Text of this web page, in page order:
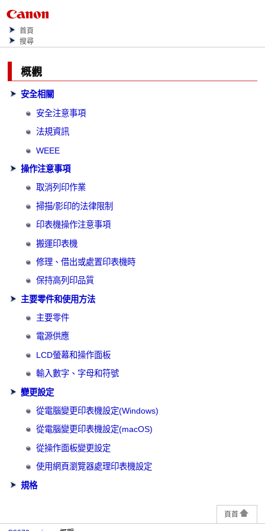
首頁
搜尋
概觀
安全相關
安全注意事項
法規資訊
WEEE
操作注意事項
取消列印作業
掃描/影印的法律限制
印表機操作注意事項
搬運印表機
修理、借出或處置印表機時
保持高列印品質
主要零件和使用方法
主要零件
電源供應
LCD螢幕和操作面板
輸入數字、字母和符號
變更設定
從電腦變更印表機設定(Windows)
從電腦變更印表機設定(macOS)
從操作面板變更設定
使用網頁瀏覽器處理印表機設定
規格
頁首